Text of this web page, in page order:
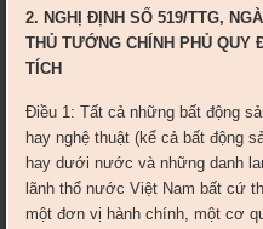
2. NGHỊ ĐỊNH SỐ 519/TTG,
THỦ TƯỚNG CHÍNH PHỦ QUY
TÍCH
Điều 1: Tất cả những bất động
hay nghệ thuật (kể cả bất động
hay dưới nước và những danh
lãnh thổ nước Việt Nam bất cứ
một đơn vị hành chính, một cơ